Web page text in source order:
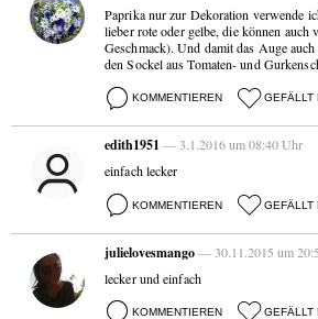
Paprika nur zur Dekoration verwende
lieber rote oder gelbe, die können auch
Geschmack). Und damit das Auge
den Sockel aus Tomaten- und
KOMMENTIEREN GEFÄLLT
edith1951 — 3.1.2016 um 08:40 Uhr
einfach lecker
KOMMENTIEREN GEFÄLLT
julielovesmango— 30.11.2015 um
lecker und einfach
KOMMENTIEREN GEFÄLLT